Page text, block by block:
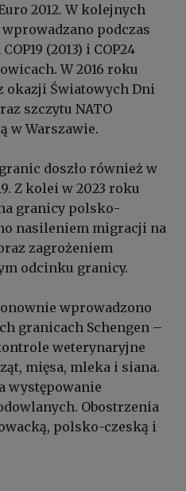
2012. W kolejnych
podczas
(2013) i COP24
W 2016 roku
okazji Światowych Dni
szczytu NATO
w Warszawie.
doszło również w
Z kolei w 2023 roku
granicy polsko-
nasileniem migracji na
zagrożeniem
odcinku granicy.
wprowadzono
granicach Schengen –
weterynaryjne
mięsa, mleka i siana.
występowanie
Obostrzenia
polsko-czeską i